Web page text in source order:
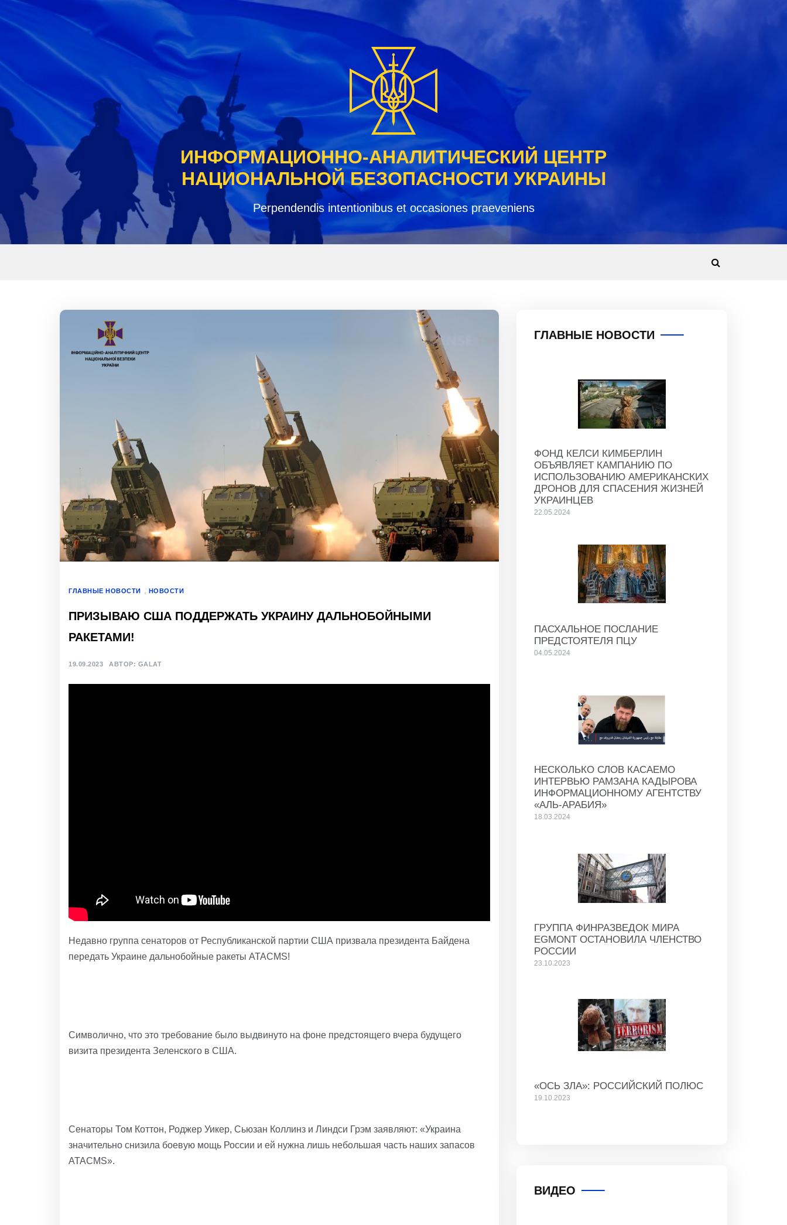
Перейти
к
содержанию
ИНФОРМАЦИОННО-АНАЛИТИЧЕСКИЙ ЦЕНТР
НАЦИОНАЛЬНОЙ БЕЗОПАСНОСТИ УКРАИНЫ
Perpendendis intentionibus et occasiones praeveniens
ГЛАВНЫЕ НОВОСТИ , НОВОСТИ
ПРИЗЫВАЮ США ПОДДЕРЖАТЬ УКРАИНУ ДАЛЬНОБОЙНЫМИ
РАКЕТАМИ!
19.09.2023 АВТОР: GALAT
Недавно группа сенаторов от Республиканской партии США призвала президента Байдена
передать Украине дальнобойные ракеты ATACMS!
Символично, что это требование было выдвинуто на фоне предстоящего вчера будущего
визита президента Зеленского в США.
Сенаторы Том Коттон, Роджер Уикер, Сьюзан Коллинз и Линдси Грэм заявляют: «Украина
значительно снизила боевую мощь России и ей нужна лишь небольшая часть наших запасов
ATACMS».
ГЛАВНЫЕ НОВОСТИ
ФОНД КЕЛСИ КИМБЕРЛИН
ОБЪЯВЛЯЕТ КАМПАНИЮ ПО
ИСПОЛЬЗОВАНИЮ АМЕРИКАНСКИХ
ДРОНОВ ДЛЯ СПАСЕНИЯ ЖИЗНЕЙ
УКРАИНЦЕВ
22.05.2024
ПАСХАЛЬНОЕ ПОСЛАНИЕ
ПРЕДСТОЯТЕЛЯ ПЦУ
04.05.2024
НЕСКОЛЬКО СЛОВ КАСАЕМО
ИНТЕРВЬЮ РАМЗАНА КАДЫРОВА
ИНФОРМАЦИОННОМУ АГЕНТСТВУ
«АЛЬ-АРАБИЯ»
18.03.2024
ГРУППА ФИНРАЗВЕДОК МИРА
EGMONT ОСТАНОВИЛА ЧЛЕНСТВО
РОССИИ
23.10.2023
«ОСЬ ЗЛА»: РОССИЙСКИЙ ПОЛЮС
19.10.2023
ВИДЕО